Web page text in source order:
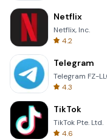
Netflix
Netflix, Inc.
4.2
Telegram
Telegram FZ-
4.3
TikTok
TikTok Pte. Ltd.
4.6